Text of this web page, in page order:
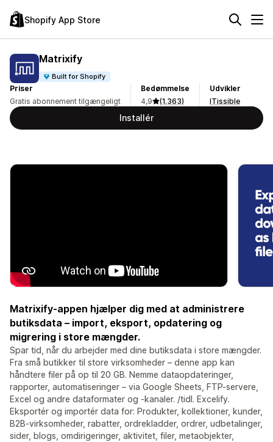
Shopify App Store
Matrixify
Built for Shopify
Priser
Gratis abonnement tilgængeligt
Bedømmelse
4,9
(1.363)
Udvikler
ITissible
Installér
Matrixify-appen hjælper dig med at administrere
butiksdata – import, eksport, opdatering og
migrering i store mængder.
Spar tid, når du arbejder med dine butiksdata i store mængder.
Fra små butikker til store virksomheder – denne app kan
håndtere filer på op til 20 GB. Nemme dataopdateringer,
rapporter, automatiseringer – via Google Sheets, FTP-servere,
Excel og andre dataformater og -kanaler. /tidl. Excelify.
Eksportér og importér data for: Produkter, kollektioner, kunder,
B2B-virksomheder, rabatter, ordrekladder, ordrer, udbetalinger,
sider, blogs, omdirigeringer, aktivitet, filer, metaobjekter,